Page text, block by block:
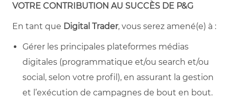
VOTRE CONTRIBUTION AU SUCCÈS DE P&G
En tant que Digital Trader, vous serez amené(e) à :
Gérer les principales plateformes médias
digitales (programmatique et/ou search et/ou
social, selon votre profil), en assurant la gestion
et l’exécution de campagnes de bout en bout.